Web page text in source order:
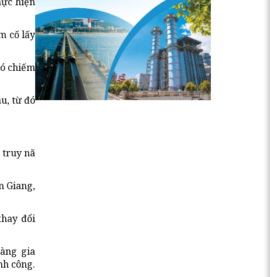
cố lấy
chiếm
từ đó
truy nã
Giang,
đổi
gia
công.